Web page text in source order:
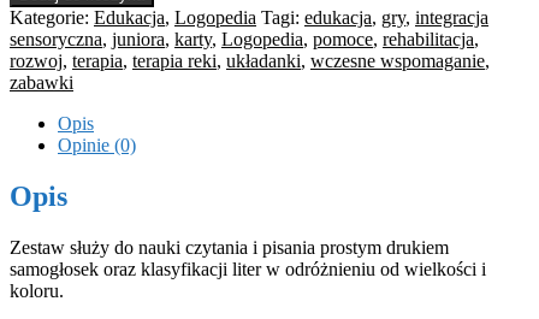
Kategorie: Edukacja, Logopedia Tagi: edukacja, gry, integracja
sensoryczna, juniora, karty, Logopedia, pomoce, rehabilitacja,
rozwoj, terapia, terapia reki, układanki, wczesne wspomaganie,
zabawki
Opis
Opinie (0)
Opis
Zestaw służy do nauki czytania i pisania prostym drukiem
samogłosek oraz klasyfikacji liter w odróżnieniu od wielkości i
koloru.